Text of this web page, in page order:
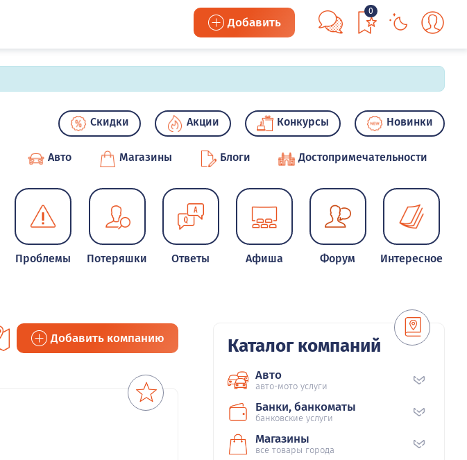
Добавить
0
Скидки Акции Конкурсы Новинки
Авто Магазины Блоги Достопримечательности
Проблемы Потеряшки Ответы Афиша Форум Интересное
Добавить компанию Каталог компаний
Авто
авто-мото услуги
Банки, банкоматы
банковские услуги
Магазины
все товары города